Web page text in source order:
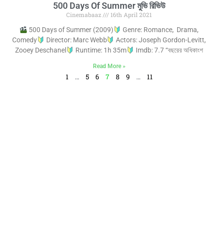
500 Days Of Summer মুভি রিভিউ
Cinemabaaz
16th April 2021
500 Days of Summer (2009)
Genre: Romance, Drama,
Comedy
Director: Marc Webb
Actors: Joseph Gordon-Levitt,
Zooey Deschanel
Runtime: 1h 35m Imdb: 7.7 “বছরের অধিকাংশ
Read More »
1 … 5 6 7 8 9 … 11